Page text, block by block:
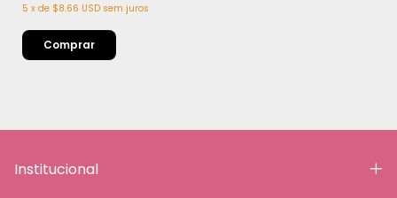
5 x de $8.66 USD sem juros
Institucional